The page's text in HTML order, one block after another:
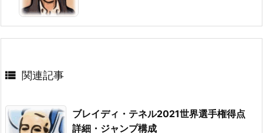
 関連記事
ブレイディ・テネル2021世界選手権得点
詳細・ジャンプ構成